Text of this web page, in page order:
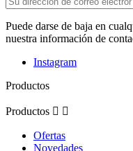
Puede darse de baja en
nuestra información de
Instagram
Productos
Productos  
Ofertas
Novedades